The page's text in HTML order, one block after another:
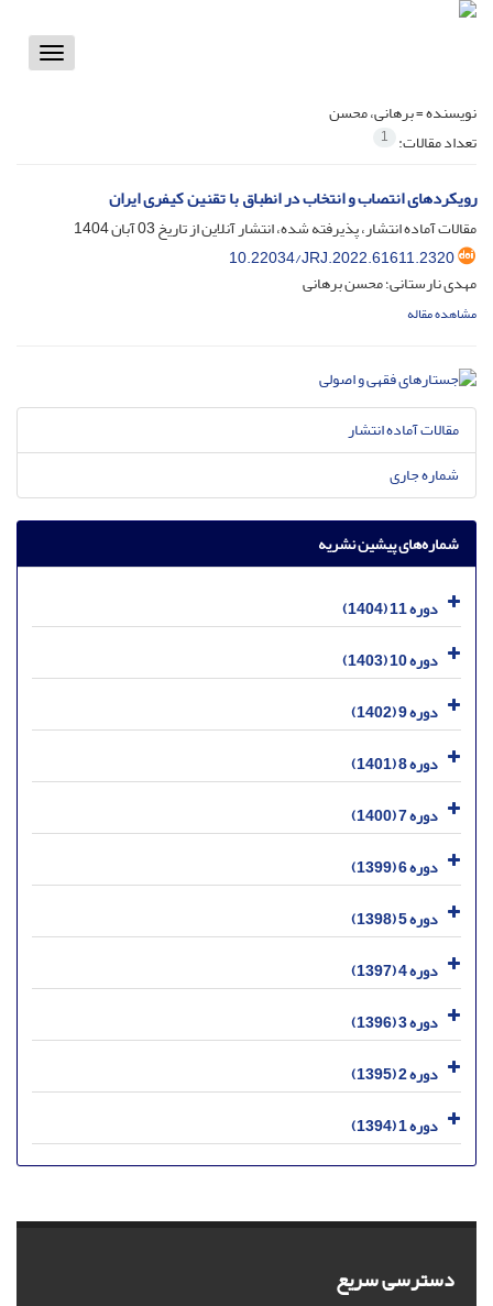
Toggle
نویسنده =برهانی، محسن
تعداد مقالات: 1
رویکردهای انتصاب و انتخاب در انطباق با تقنین کیفری ایران
مقالات آماده انتشار، پذیرفته شده، انتشار آنلاین از تاریخ03 آبان 1404
10.22034/JRJ.2022.61611.2320
مهدی نارستانی؛ محسن برهانی
مشاهده مقاله
مقالات آماده انتشار
شماره جاری
شماره‌های پیشین نشریه
دوره 11 (1404)
دوره 10 (1403)
دوره 9 (1402)
دوره 8 (1401)
دوره 7 (1400)
دوره 6 (1399)
دوره 5 (1398)
دوره 4 (1397)
دوره 3 (1396)
دوره 2 (1395)
دوره 1 (1394)
دسترسی سریع